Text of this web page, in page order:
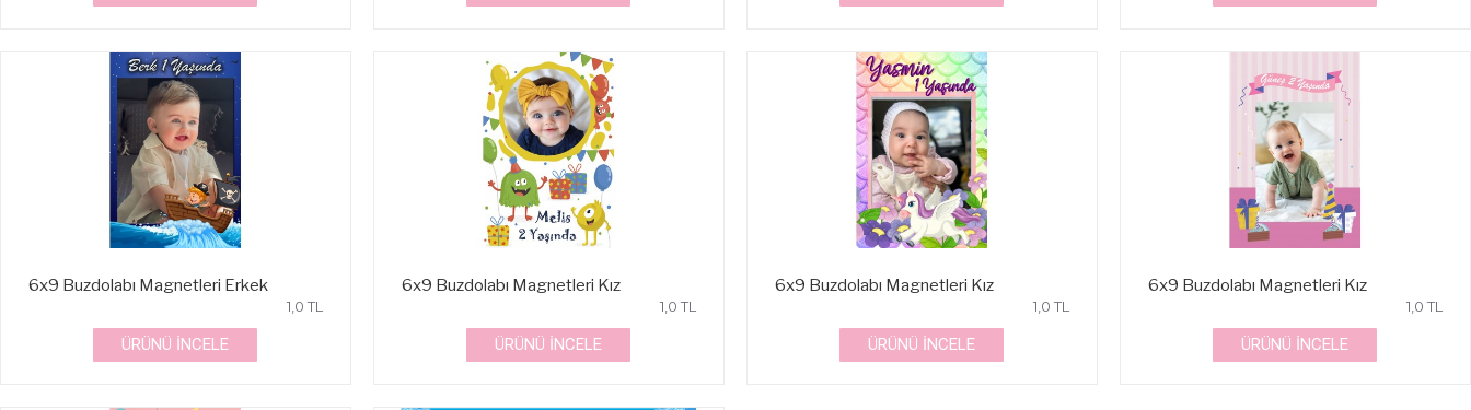
6x9 Buzdolabı Magnetleri Erkek
1,0 TL
ÜRÜNÜ İNCELE
6x9 Buzdolabı Magnetleri Kız
1,0 TL
ÜRÜNÜ İNCELE
6x9 Buzdolabı Magnetleri Kız
1,0 TL
ÜRÜNÜ İNCELE
6x9 Buzdolabı Magnetleri Kız
1,0 TL
ÜRÜNÜ İNCELE